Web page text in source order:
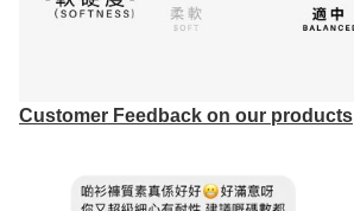
Customer Feedback on our products